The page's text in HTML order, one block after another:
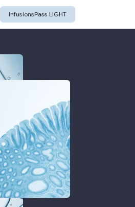
InfusionsPass LIGHT